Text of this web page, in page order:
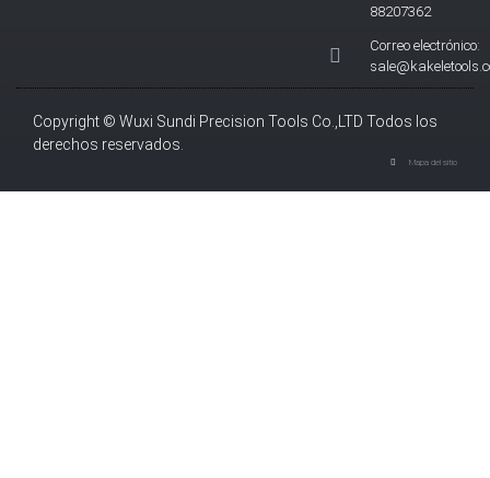
88207362
Correo electrónico:
Copyright © Wuxi Sundi Precision Tools Co.,LTD Todos los
derechos reservados.
Mapa del sitio